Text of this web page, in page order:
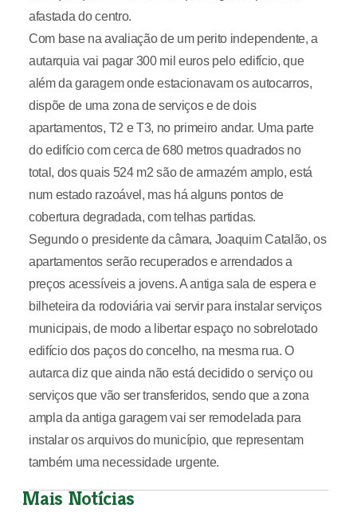
afastada do centro.
Com base na avaliação de um perito independente, a
autarquia vai pagar 300 mil euros pelo edifício, que
além da garagem onde estacionavam os autocarros,
dispõe de uma zona de serviços e de dois
apartamentos, T2 e T3, no primeiro andar. Uma parte
do edifício com cerca de 680 metros quadrados no
total, dos quais 524 m2 são de armazém amplo, está
num estado razoável, mas há alguns pontos de
cobertura degradada, com telhas partidas.
Segundo o presidente da câmara, Joaquim Catalão, os
apartamentos serão recuperados e arrendados a
preços acessíveis a jovens. A antiga sala de espera e
bilheteira da rodoviária vai servir para instalar serviços
municipais, de modo a libertar espaço no sobrelotado
edifício dos paços do concelho, na mesma rua. O
autarca diz que ainda não está decidido o serviço ou
serviços que vão ser transferidos, sendo que a zona
ampla da antiga garagem vai ser remodelada para
instalar os arquivos do município, que representam
também uma necessidade urgente.
Mais Notícias